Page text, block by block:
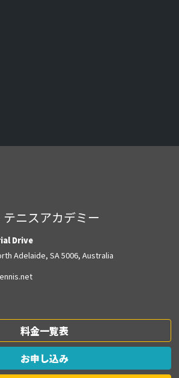
テニスアカデミー
Drive
Adelaide, SA 5006, Australia
料金一覧表
お申し込み